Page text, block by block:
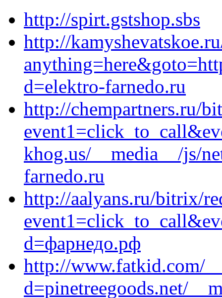
http://spirt.gstshop.sbs
http://
d=elektro-farnedo.ru
http://chempartners.ru/
khog.us/__media__/js/
farnedo.ru
http://aalyans.ru/bitrix/
d=фарнедо.рф
http://www.fatkid.com/
d=pinetreegoods.net/